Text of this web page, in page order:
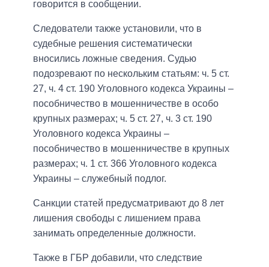
говорится в сообщении.
Следователи также установили, что в
судебные решения систематически
вносились ложные сведения. Судью
подозревают по нескольким статьям: ч. 5 ст.
27, ч. 4 ст. 190 Уголовного кодекса Украины –
пособничество в мошенничестве в особо
крупных размерах; ч. 5 ст. 27, ч. 3 ст. 190
Уголовного кодекса Украины –
пособничество в мошенничестве в крупных
размерах; ч. 1 ст. 366 Уголовного кодекса
Украины – служебный подлог.
Санкции статей предусматривают до 8 лет
лишения свободы с лишением права
занимать определенные должности.
Также в ГБР добавили, что следствие